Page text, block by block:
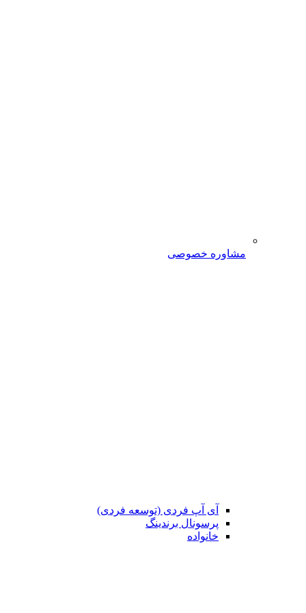
مشاوره خصوصی
آی آپ فردی (توسعه فردی)
پرسونال برندینگ
خانواده